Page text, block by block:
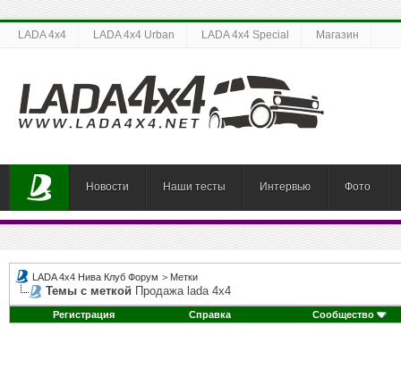
LADA 4x4 LADA 4x4 Urban LADA 4x4 Special Магазин
Новости Наши тесты Интервью Фото
LADA 4x4 Нива Клуб Форум > Метки
Темы с меткой Продажа lada 4x4
Регистрация Справка Сообщество